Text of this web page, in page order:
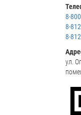
8-
8-
8-
ул.